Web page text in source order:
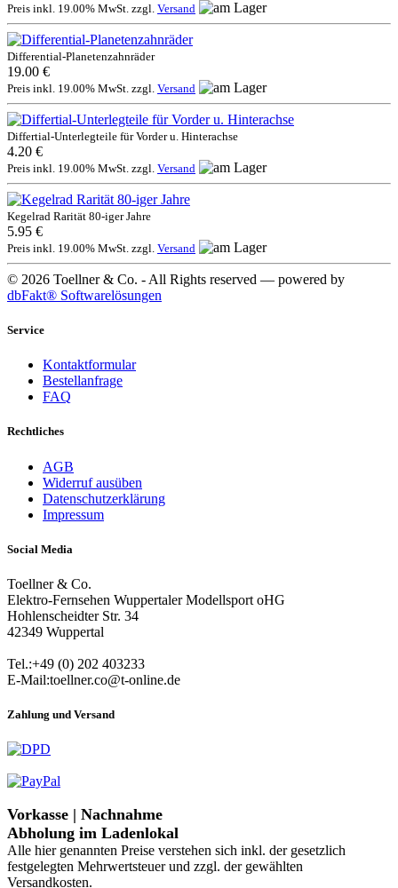
Preis inkl. 19.00% MwSt. zzgl. Versand
Differential-Planetenzahnräder
19.00 €
Preis inkl. 19.00% MwSt. zzgl. Versand
Differtial-Unterlegteile für Vorder u. Hinterachse
4.20 €
Preis inkl. 19.00% MwSt. zzgl. Versand
Kegelrad Rarität 80-iger Jahre
5.95 €
Preis inkl. 19.00% MwSt. zzgl. Versand
© 2026 Toellner & Co. - All Rights reserved — powered by
dbFakt® Softwarelösungen
Service
Kontaktformular
Bestellanfrage
FAQ
Rechtliches
AGB
Widerruf ausüben
Datenschutzerklärung
Impressum
Social Media
Toellner & Co.
Elektro-Fernsehen Wuppertaler Modellsport oHG
Hohlenscheidter Str. 34
42349 Wuppertal
Tel.:+49 (0) 202 403233
E-Mail:toellner.co@t-online.de
Zahlung und Versand
Vorkasse | Nachnahme
Abholung im Ladenlokal
Alle hier genannten Preise verstehen sich inkl. der gesetzlich
festgelegten Mehrwertsteuer und zzgl. der gewählten
Versandkosten.